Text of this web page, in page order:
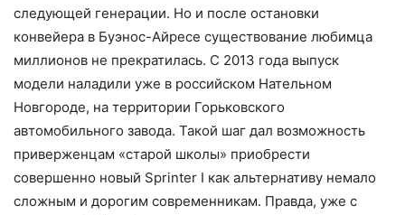
следующей генерации. Но и после остановки
конвейера в Буэнос-Айресе существование любимца
миллионов не прекратилась. С 2013 года выпуск
модели наладили уже в российском Нательном
Новгороде, на территории Горьковского
автомобильного завода. Такой шаг дал возможность
приверженцам «старой школы» приобрести
совершенно новый Sprinter I как альтернативу немало
сложным и дорогим современникам. Правда, уже с